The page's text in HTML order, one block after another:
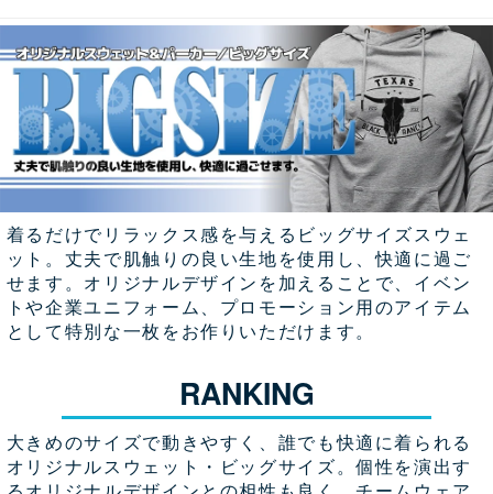
着るだけでリラックス感を与えるビッグサイズスウェ
ット。丈夫で肌触りの良い生地を使用し、快適に過ご
せます。オリジナルデザインを加えることで、イベン
トや企業ユニフォーム、プロモーション用のアイテム
として特別な一枚をお作りいただけます。
RANKING
大きめのサイズで動きやすく、誰でも快適に着られる
オリジナルスウェット・ビッグサイズ。個性を演出す